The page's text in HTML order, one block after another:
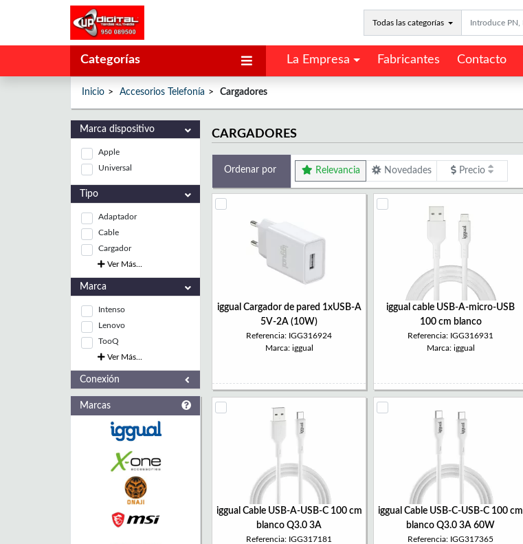
Todas las categorías
Categorías La Empresa Fabricantes Contacto
Inicio Accesorios Telefonía Cargadores
Marca dispositivo
Apple
Universal
Tipo
Adaptador
Cable
Cargador
Ver Más...
Marca
Intenso
Lenovo
TooQ
Ver Más...
Conexión
Marcas
CARGADORES
Ordenar por Relevancia Novedades Precio
iggual Cargador de pared 1xUSB-A
5V-2A (10W)
Referencia: IGG316924
Marca: iggual
iggual cable USB-A-micro-USB
100 cm blanco
Referencia: IGG316931
Marca: iggual
iggual Cable USB-A-USB-C 100 cm
blanco Q3.0 3A
Referencia: IGG317181
iggual Cable USB-C-USB-C 100 cm
blanco Q3.0 3A 60W
Referencia: IGG317365